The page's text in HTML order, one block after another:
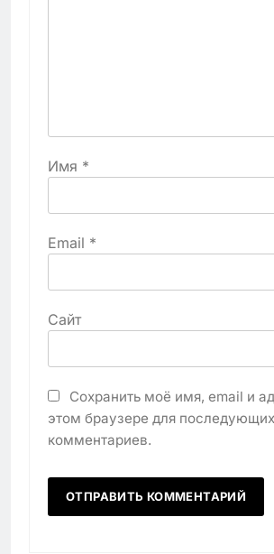
Имя *
Email *
Сайт
Сохранить моё имя, email и
этом браузере для
комментариев.